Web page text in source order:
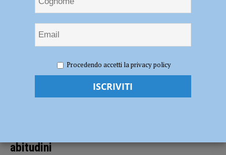
gettate a terra: “Potenziale veicolo di contagio”. Campagna del
comune contro le cattive abitudini
Guanti e mascherine gettate a terra:
abitudini
Procedendo accetti la privacy policy